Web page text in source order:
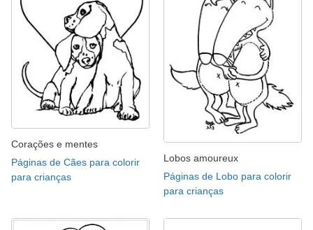
Corações e mentes
Páginas de Cães para colorir
para crianças
Lobos amoureux
Páginas de Lobo para colorir
para crianças